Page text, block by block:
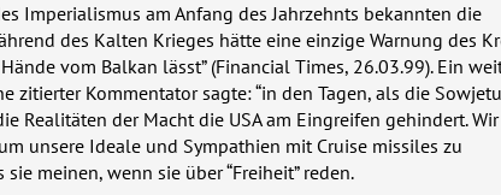
Imperialismus am Anfang des Jahrzehnts bekannten die
des Kalten Krieges hätte eine einzige Warnung des
vom Balkan lässt” (Financial Times, 26.03.99). Ein
zitierter Kommentator sagte: “in den Tagen, als die
Realitäten der Macht die USAam Eingreifen gehindert.
unsere Ideale und Sympathien mit Cruise missiles zu
sie meinen, wenn sie über “Freiheit” reden.